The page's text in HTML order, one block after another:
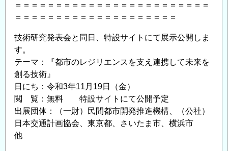
＝＝＝＝＝＝＝＝＝＝＝＝＝＝＝＝＝＝＝＝＝＝＝＝
＝＝＝＝＝＝＝＝＝＝＝＝＝＝＝＝＝＝＝＝
技術研究発表会と同日、特設サイトにて展示公開しま
す。
テーマ：『都市のレジリエンスを支え連携して未来を
創る技術』
日にち：令和3年11月19日（金）
閲 覧：無料 特設サイトにて公開予定
出展団体：（一財）民間都市開発推進機構、（公社）
日本交通計画協会、東京都、さいたま市、横浜市
他